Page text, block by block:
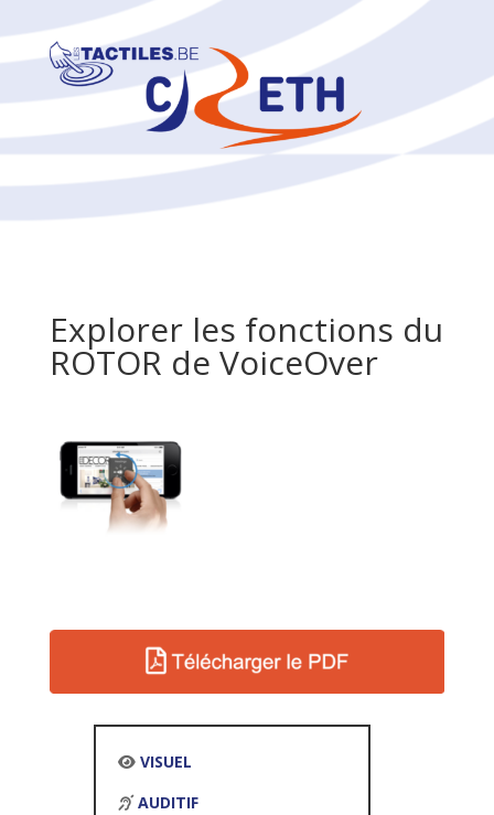
Explorer les fonctions du
ROTOR de VoiceOver
VISUEL
AUDITIF